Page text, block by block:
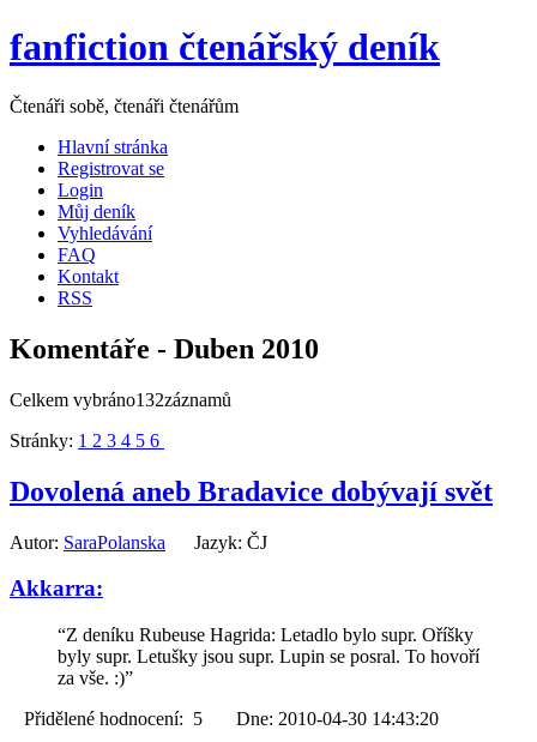
fanfiction čtenářský deník
Čtenáři sobě, čtenáři čtenářům
Hlavní stránka
Registrovat se
Login
Můj deník
Vyhledávání
FAQ
Kontakt
RSS
Komentáře - Duben 2010
Celkem vybráno132záznamů
Stránky: 1 2 3 4 5 6
Dovolená aneb Bradavice dobývají svět
Autor: SaraPolanska Jazyk: ČJ
Akkarra:
“Z deníku Rubeuse Hagrida: Letadlo bylo supr. Oříšky
byly supr. Letušky jsou supr. Lupin se posral. To hovoří
za vše. :)”
Přidělené hodnocení: 5 Dne: 2010-04-30 14:43:20